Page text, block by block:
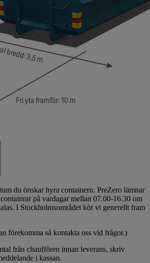
du önskar hyra containern. PreZero lämnar
på vardagar mellan 07.00-16.30 om
I Stockholmsområdet kör vi generellt fram
förekomma så kontakta oss vid frågor.)
från chauffören innan leverans, skriv
i kassan.